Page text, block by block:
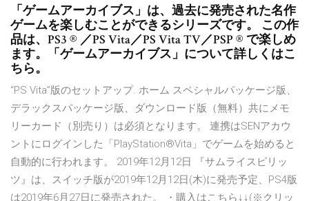
「ゲームアーカイブス」は、過去に発売された名作
ゲームを楽しむことができるシリーズです。 この作
品は、PS3 ® ／PS Vita／PS Vita TV／PSP ® で楽しめ
ます。「ゲームアーカイブス」について詳しくはこ
ちら。
“PS Vita”版のセットアップ. ホーム スペシャルパッケージ版、
デラックスパッケージ版、ダウンロード版（無料）共にメモ
リーカード（別売り）は必須となります。 連携はSENアカウ
ントにログインした「PlayStation®Vita」でゲームを始めると
自動的に行われます。 2019年12月12日 『サムライスピリッ
ツ』は、スイッチ版が2019年12月12日(木)に発売予定、PS4版
は2019年6月27日に発売された。 ・購入はこちら↓↓(※クリッ